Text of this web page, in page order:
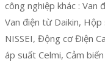
công nghiệp khác : Van
Van điện từ Daikin,
NISSEI, Động cơ Điện
áp suất Celmi, Cảm